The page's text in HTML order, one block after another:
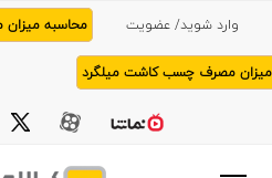
وارد شوید/ عضویت محاسبه
میزان مصرف چسب کاشت میلگرد